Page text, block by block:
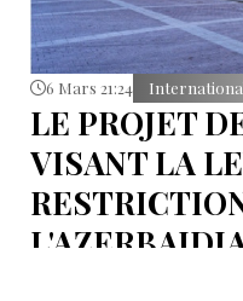
6 Mars 21:24
LE PROJET
VISANT LA